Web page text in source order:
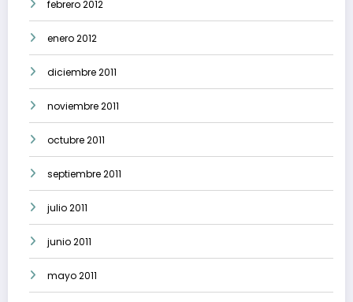
febrero 2012
enero 2012
diciembre 2011
noviembre 2011
octubre 2011
septiembre 2011
julio 2011
junio 2011
mayo 2011